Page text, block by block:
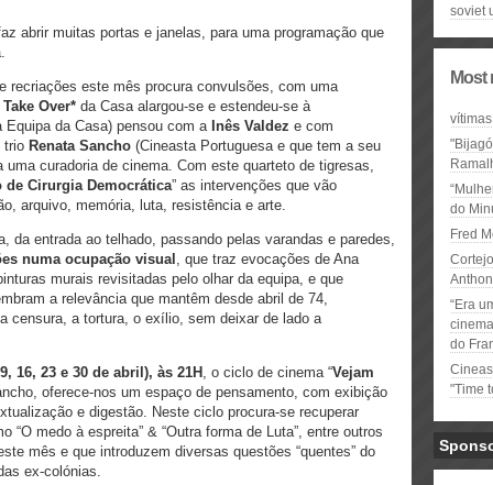
abrir muitas portas e janelas, para uma programação que
recriações este mês procura convulsões, com uma
Take Over* da Casa alargou-se e estendeu-se à
Equipa da Casa) pensou com a Inês Valdez e com
trio Renata Sancho (Cineasta Portuguesa e que tem a seu
uma curadoria de cinema. Com este quarteto de tigresas,
de Cirurgia Democrática” as intervenções que vão
arquivo, memória, luta, resistência e arte.
da entrada ao telhado, passando pelas varandas e paredes,
numa ocupação visual , que traz evocações de Ana
murais revisitadas pelo olhar da equipa, e que
a relevância que mantêm desde abril de 74,
censura, a tortura, o exílio, sem deixar de lado a
16, 23 e 30 de abril), às 21H , o ciclo de cinema “Vejam
oferece-nos um espaço de pensamento, com exibição
e digestão. Neste ciclo procura-se recuperar
“O medo à espreita” & “Outra forma de Luta”, entre outros
mês e que introduzem diversas questões “quentes” do
ex-colónias.
soviet
Most
do
Fred
“Era
do
"Time